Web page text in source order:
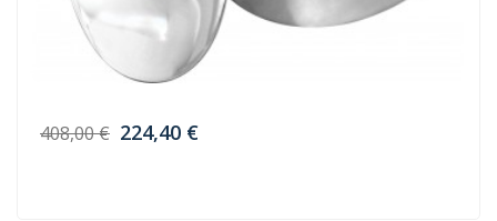
408,00 € 224,40 €